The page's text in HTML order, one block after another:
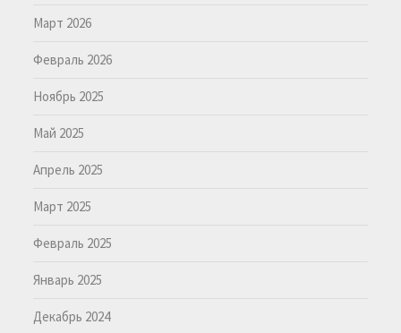
Март 2026
Февраль 2026
Ноябрь 2025
Май 2025
Апрель 2025
Март 2025
Февраль 2025
Январь 2025
Декабрь 2024